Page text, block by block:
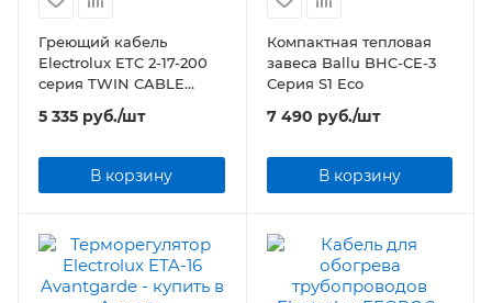
Греющий кабель
Electrolux ETC 2-17-200
серия TWIN CABLE
(комплект теплого пола)
5 335 руб./шт
В корзину
Компактная тепловая
завеса Ballu BHC-CE-3
Серия S1 Eco
7 490 руб./шт
В корзину